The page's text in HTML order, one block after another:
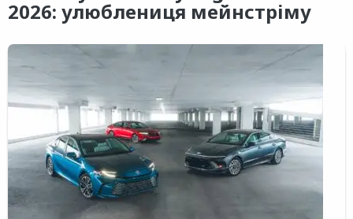
2026: улюблениця мейнстріму